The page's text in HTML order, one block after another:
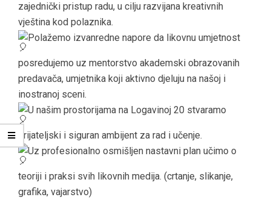
zajednički pristup radu, u cilju razvijana kreativnih
vještina kod polaznika.
Polažemo izvanredne napore da likovnu umjetnost
posredujemo uz mentorstvo akademski obrazovanih
predavača, umjetnika koji aktivno djeluju na našoj i
inostranoj sceni.
U našim prostorijama na Logavinoj 20 stvaramo
prijateljski i siguran ambijent za rad i učenje.
Uz profesionalno osmišljen nastavni plan učimo o
teoriji i praksi svih likovnih medija. (crtanje, slikanje,
grafika, vajarstvo)